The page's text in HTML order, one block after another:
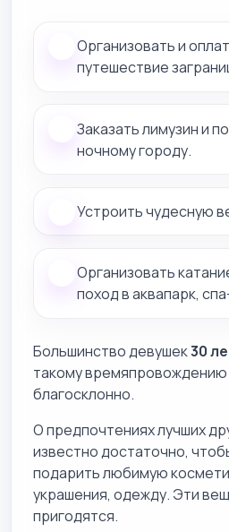
Организовать и
путешествие
Заказать лимузин и
ночному городу.
Устроить чудесную
Организовать
поход в аквапарк,
Большинство девушек30
такому времяпровождению
благосклонно.
О предпочтениях лучших
известно достаточно,
подарить любимую
украшения, одежду. Эти
пригодятся.